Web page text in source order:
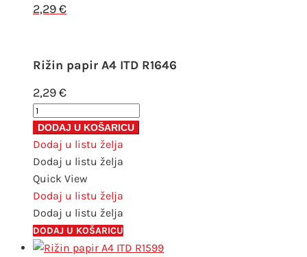
2,29€
Rižin papir A4 ITD R1646
2,29€
Rižin
papir
A4
ITD
R1646
količina
DODAJ U KOŠARICU
Dodaj u listu želja
Dodaj u listu želja
Quick View
Dodaj u listu želja
Dodaj u listu želja
DODAJ U KOŠARICU